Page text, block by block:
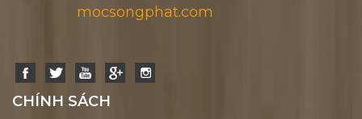
mocsongphat.com
CHÍNH SÁCH